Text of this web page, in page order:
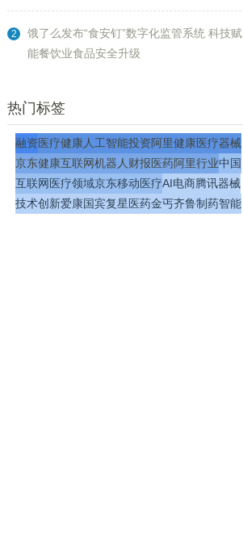
2
饿了么发布“食安钉”数字化监管系统 科技赋
能餐饮业食品安全升级
热门标签
融资医疗健康人工智能投资阿里健康医疗器械
京东健康互联网机器人 财报医药阿里行业中国
互联网医疗领域京东移动医疗AI电商腾讯器械
技术创新爱康国宾复星医药金丐齐鲁制药智能